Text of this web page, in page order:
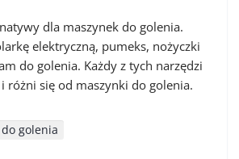
dla maszynek do golenia.
elektryczną, pumeks, nożyczki
do golenia. Każdy z tych narzędzi
różni się od maszynki do golenia.
golenia